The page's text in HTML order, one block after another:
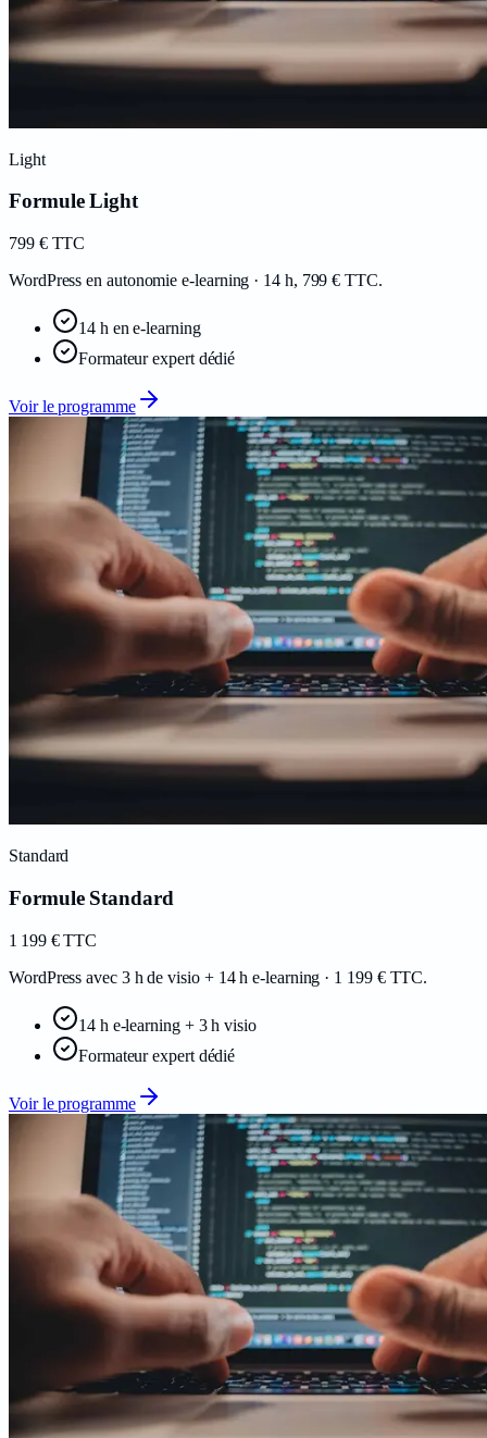
Light
Formule Light
799 €TTC
WordPress en autonomie e-learning · 14 h, 799 € TTC.
14 h en e-learning
Formateur expert dédié
Voir le programme
Standard
Formule Standard
1 199 €TTC
WordPress avec 3 h de visio + 14 h e-learning · 1 199 € TTC.
14 h e-learning + 3 h visio
Formateur expert dédié
Voir le programme